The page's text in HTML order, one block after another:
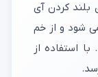
بلند کردن آی
شود و از خم
استفاده از